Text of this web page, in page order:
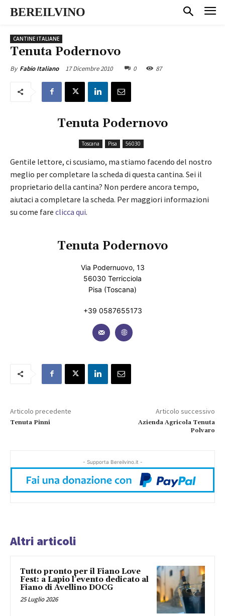
BEREILVINO
CANTINE ITALIANE
Tenuta Podernovo
By Fabio Italiano 17 Dicembre 2010 0 87
Tenuta Podernovo
Toscana Pisa 56030
Gentile lettore, ci scusiamo, ma stiamo facendo del nostro
meglio per completare la scheda di questa cantina. Sei il
proprietario della cantina? Non perdere ancora tempo,
aiutaci a completare la scheda. Per maggiori informazioni
su come fare clicca qui.
Tenuta Podernovo
Via Podernuovo, 13
56030 Terricciola
Pisa (Toscana)
+39 0587655173
Articolo precedente
Tenuta Pinni
Articolo successivo
Azienda Agricola Tenuta
Polvaro
- Supporta Bereilvino.it -
Altri articoli
Tutto pronto per il Fiano Love
Fest: a Lapio l’evento dedicato al
Fiano di Avellino DOCG
25 Luglio 2026